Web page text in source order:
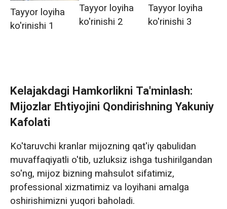
Tayyor loyiha
ko'rinishi 1
Tayyor loyiha
ko'rinishi 2
Tayyor loyiha
ko'rinishi 3
Kelajakdagi Hamkorlikni Ta'minlash:
Mijozlar Ehtiyojini Qondirishning Yakuniy
Kafolati
Ko'taruvchi kranlar mijozning qat'iy qabulidan
muvaffaqiyatli o'tib, uzluksiz ishga tushirilgandan
so'ng, mijoz bizning mahsulot sifatimiz,
professional xizmatimiz va loyihani amalga
oshirishimizni yuqori baholadi.